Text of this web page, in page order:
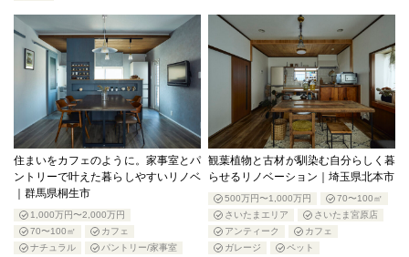
住まいをカフェのように。家事室とパ
ントリーで叶えた暮らしやすいリノベ
｜群馬県桐生市
1,000万円〜2,000万円
70〜100㎡
カフェ
ナチュラル
パントリー/家事室
観葉植物と古材が馴染む自分らしく暮
らせるリノベーション｜埼玉県北本市
500万円〜1,000万円
70〜100㎡
さいたまエリア
さいたま宮原店
アンティーク
カフェ
ガレージ
ペット